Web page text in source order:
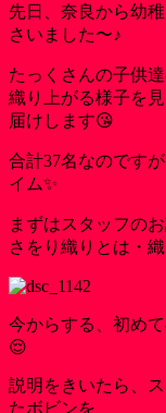
先日、奈良から幼
さいました〜♪
たっくさんの子供
織り上がる様子を
届けします😘
合計37名なのです
イム✨
まずはスタッフの
さをり織りとは・
今からする、初め
😌
説明をきいたら、
たボビンを